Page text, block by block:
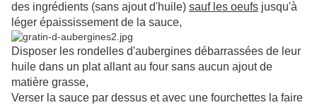
des ingrédients (sans ajout d'huile) sauf les oeufs jusqu'à
léger épaississement de la sauce,
Disposer les rondelles d'aubergines débarrassées de leur
huile dans un plat allant au four sans aucun ajout de
matière grasse,
Verser la sauce par dessus et avec une fourchettes la faire